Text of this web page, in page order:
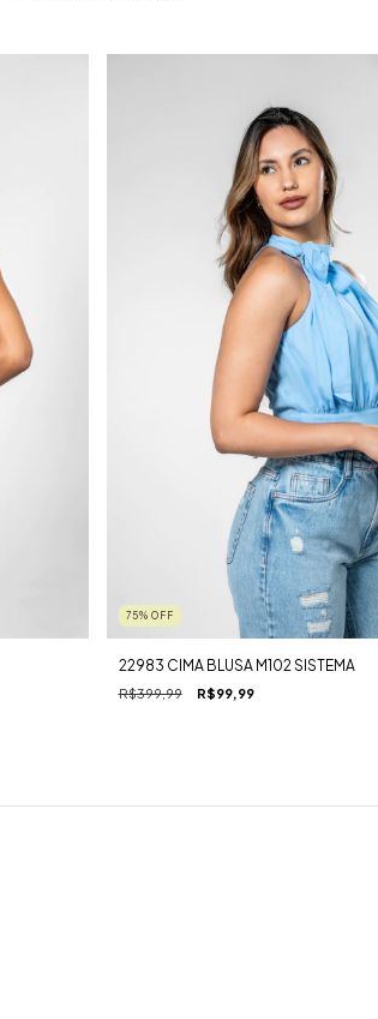
75% OFF
22983 CIMA BLUSA M102 SISTEMA
R$399,99 R$99,99